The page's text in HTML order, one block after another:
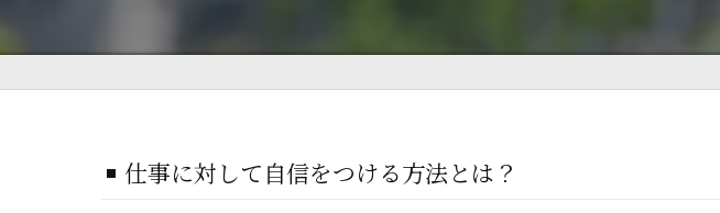
仕事に対して自信をつける方法とは？